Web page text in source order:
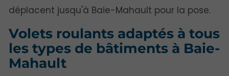
déplacent jusqu'à Baie-Mahault pour la pose.
Volets roulants adaptés à tous
les types de bâtiments à Baie-
Mahault